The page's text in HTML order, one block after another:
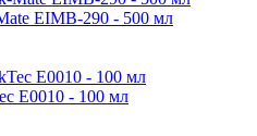
EIMB-290 - 500 мл
E0010 - 100 мл